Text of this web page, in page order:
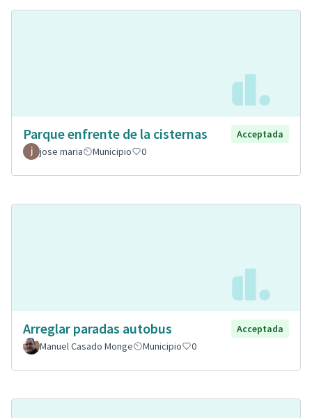
Parque enfrente de la cisternas
Acceptada
jose maria
Municipio 0
Arreglar paradas autobus
Acceptada
Manuel Casado Monge
Municipio 0